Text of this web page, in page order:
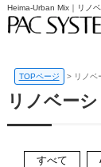
TOPページ リノベ
リノベー
すべて